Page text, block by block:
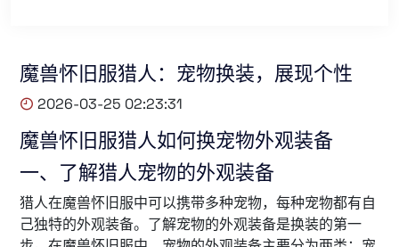
魔兽怀旧服猎人：宠物换装，展现个性
2026-03-25 02:23:31
魔兽怀旧服猎人如何换宠物外观装备
一、了解猎人宠物的外观装备
猎人在魔兽怀旧服中可以携带多种宠物，每种宠物都有自
己独特的外观装备。了解宠物的外观装备是换装的第一